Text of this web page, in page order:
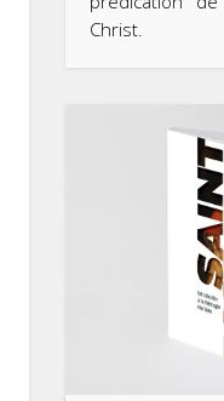
Christ.